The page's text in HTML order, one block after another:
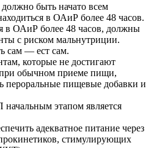
быть начато всем
в ОАиР более 48 часов.
в ОАиР более 48 часов, должны
с риском мальнутриции.
сам — ест сам.
которые не достигают
при обычном приеме пищи,
пероральные пищевые добавки и
этапом является
адекватное питание через
стимулирующих